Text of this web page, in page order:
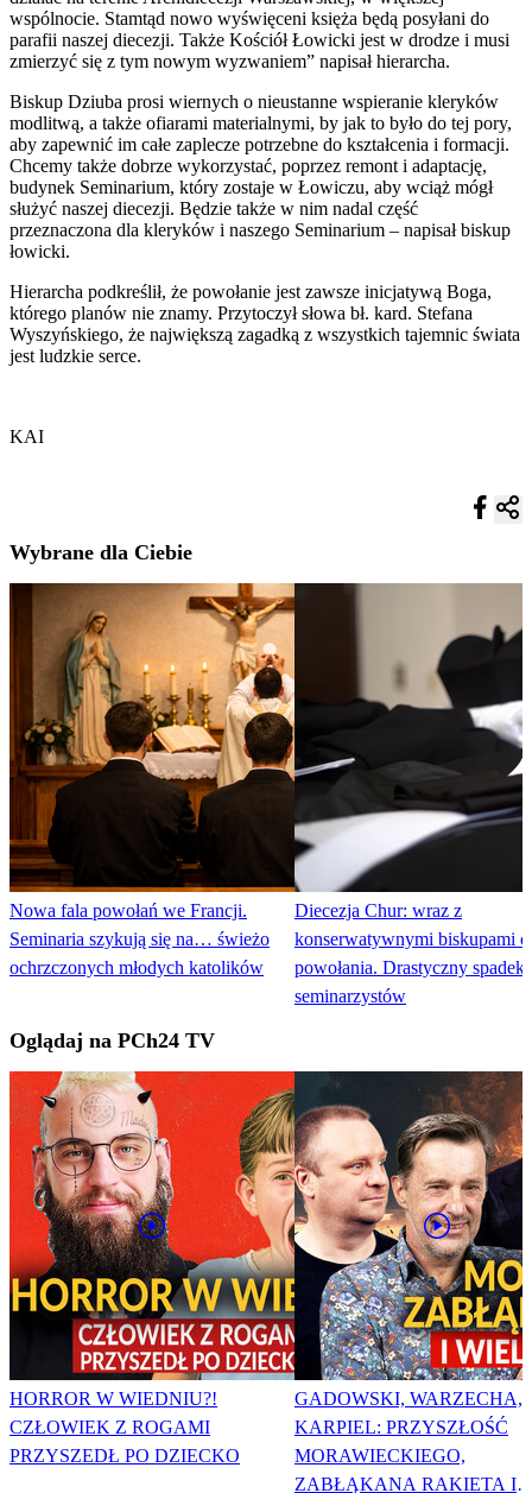
wspólnocie. Stamtąd nowo wyświęceni księża będą posyłani do
parafii naszej diecezji. Także Kościół Łowicki jest w drodze i musi
zmierzyć się z tym nowym wyzwaniem” napisał hierarcha.
Biskup Dziuba prosi wiernych o nieustanne wspieranie kleryków
modlitwą, a także ofiarami materialnymi, by jak to było do tej pory,
aby zapewnić im całe zaplecze potrzebne do kształcenia i formacji.
Chcemy także dobrze wykorzystać, poprzez remont i adaptację,
budynek Seminarium, który zostaje w Łowiczu, aby wciąż mógł
służyć naszej diecezji. Będzie także w nim nadal część
przeznaczona dla kleryków i naszego Seminarium – napisał biskup
łowicki.
Hierarcha podkreślił, że powołanie jest zawsze inicjatywą Boga,
którego planów nie znamy. Przytoczył słowa bł. kard. Stefana
Wyszyńskiego, że największą zagadką z wszystkich tajemnic świata
jest ludzkie serce.
KAI
Wybrane dla Ciebie
Nowa fala powołań we Francji.
Seminaria szykują się na… świeżo
ochrzczonych młodych katolików
Diecezja Chur: wraz z
konserwatywnymi biskupami
powołania. Drastyczny spadek
seminarzystów
Oglądaj na PCh24 TV
HORROR W WIEDNIU?!
CZŁOWIEK Z ROGAMI
PRZYSZEDŁ PO DZIECKO
GADOWSKI, WARZECHA,
KARPIEL: PRZYSZŁOŚĆ
MORAWIECKIEGO,
ZABŁĄKANA RAKIETA I